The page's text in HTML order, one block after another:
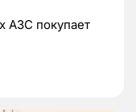
АЗС покупает